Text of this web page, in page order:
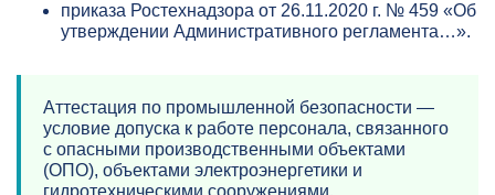
приказа Ростехнадзора от 26.11.2020 г. № 459 «Об
утверждении Административного регламента…».
Аттестация по промышленной безопасности —
условие допуска к работе персонала, связанного
с опасными производственными объектами
(ОПО), объектами электроэнергетики и